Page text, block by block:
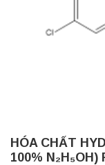
HÓA CHẤT
100% N₂H₅OH)